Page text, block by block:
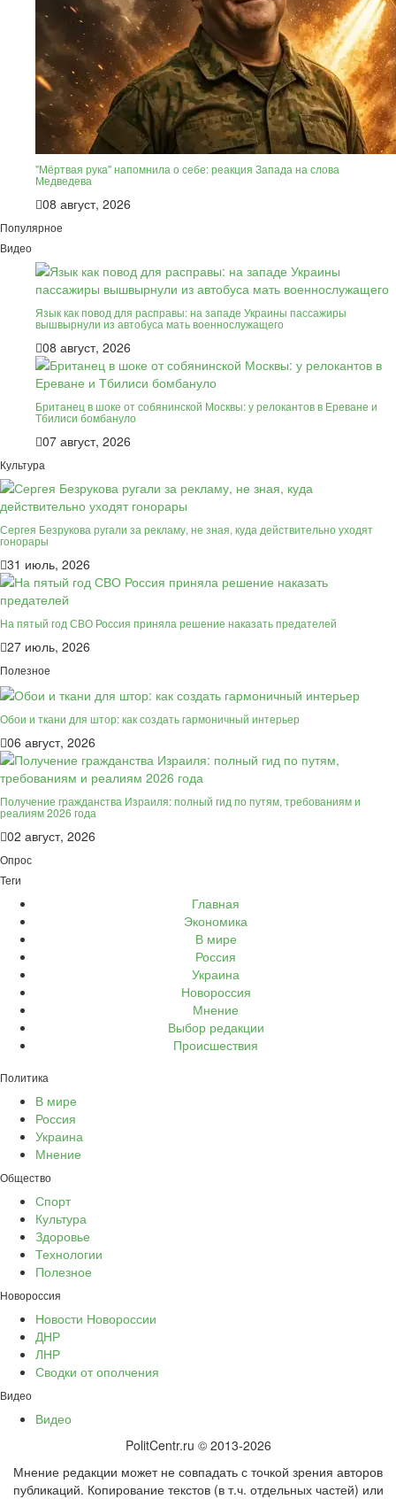
"Мёртвая рука" напомнила о себе: реакция Запада на слова
Медведева
08 август, 2026
Популярное
Видео
Язык как повод для расправы: на западе Украины пассажиры
вышвырнули из автобуса мать военнослужащего
08 август, 2026
Британец в шоке от собянинской Москвы: у релокантов в Ереване и
Тбилиси бомбануло
07 август, 2026
Культура
Сергея Безрукова ругали за рекламу, не зная, куда действительно уходят
гонорары
31 июль, 2026
На пятый год СВО Россия приняла решение наказать предателей
27 июль, 2026
Полезное
Обои и ткани для штор: как создать гармоничный интерьер
06 август, 2026
Получение гражданства Израиля: полный гид по путям, требованиям и
реалиям 2026 года
02 август, 2026
Опрос
Теги
Главная
Экономика
В мире
Россия
Украина
Новороссия
Мнение
Выбор редакции
Происшествия
Политика
В мире
Россия
Украина
Мнение
Общество
Спорт
Культура
Здоровье
Технологии
Полезное
Новороссия
Новости Новороссии
ДНР
ЛНР
Сводки от ополчения
Видео
Видео
PolitCentr.ru © 2013-2026
Мнение редакции может не совпадать с точкой зрения авторов
публикаций. Копирование текстов (в т.ч. отдельных частей) или